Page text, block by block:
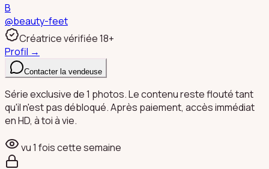
B
@beauty-feet
Créatrice vérifiée 18+
Profil →
Contacter la vendeuse
Série exclusive de 1 photos. Le contenu reste flouté tant
qu'il n'est pas débloqué. Après paiement, accès immédiat
en HD, à toi à vie.
vu1 fois cette semaine